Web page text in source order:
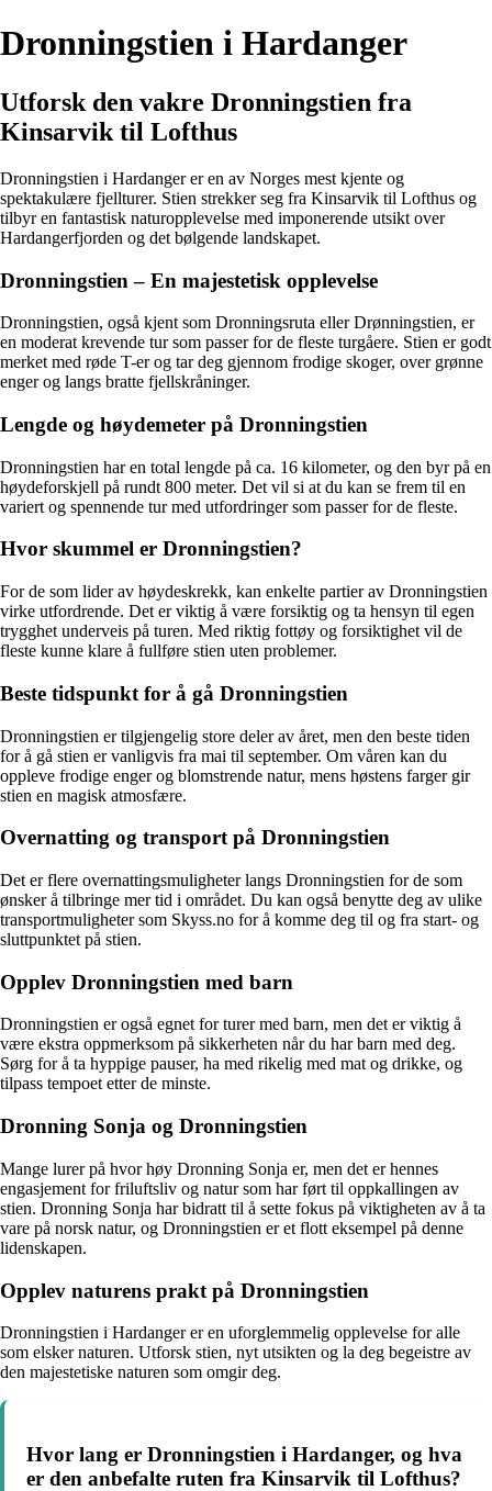
Dronningstien i Hardanger
Utforsk den vakre Dronningstien fra
Kinsarvik til Lofthus
Dronningstien i Hardanger er en av Norges mest kjente og
spektakulære fjellturer. Stien strekker seg fra Kinsarvik til Lofthus og
tilbyr en fantastisk naturopplevelse med imponerende utsikt over
Hardangerfjorden og det bølgende landskapet.
Dronningstien – En majestetisk opplevelse
Dronningstien, også kjent som Dronningsruta eller Drønningstien, er
en moderat krevende tur som passer for de fleste turgåere. Stien er godt
merket med røde T-er og tar deg gjennom frodige skoger, over grønne
enger og langs bratte fjellskråninger.
Lengde og høydemeter på Dronningstien
Dronningstien har en total lengde på ca. 16 kilometer, og den byr på en
høydeforskjell på rundt 800 meter. Det vil si at du kan se frem til en
variert og spennende tur med utfordringer som passer for de fleste.
Hvor skummel er Dronningstien?
For de som lider av høydeskrekk, kan enkelte partier av Dronningstien
virke utfordrende. Det er viktig å være forsiktig og ta hensyn til egen
trygghet underveis på turen. Med riktig fottøy og forsiktighet vil de
fleste kunne klare å fullføre stien uten problemer.
Beste tidspunkt for å gå Dronningstien
Dronningstien er tilgjengelig store deler av året, men den beste tiden
for å gå stien er vanligvis fra mai til september. Om våren kan du
oppleve frodige enger og blomstrende natur, mens høstens farger gir
stien en magisk atmosfære.
Overnatting og transport på Dronningstien
Det er flere overnattingsmuligheter langs Dronningstien for de som
ønsker å tilbringe mer tid i området. Du kan også benytte deg av ulike
transportmuligheter som Skyss.no for å komme deg til og fra start- og
sluttpunktet på stien.
Opplev Dronningstien med barn
Dronningstien er også egnet for turer med barn, men det er viktig å
være ekstra oppmerksom på sikkerheten når du har barn med deg.
Sørg for å ta hyppige pauser, ha med rikelig med mat og drikke, og
tilpass tempoet etter de minste.
Dronning Sonja og Dronningstien
Mange lurer på hvor høy Dronning Sonja er, men det er hennes
engasjement for friluftsliv og natur som har ført til oppkallingen av
stien. Dronning Sonja har bidratt til å sette fokus på viktigheten av å ta
vare på norsk natur, og Dronningstien er et flott eksempel på denne
lidenskapen.
Opplev naturens prakt på Dronningstien
Dronningstien i Hardanger er en uforglemmelig opplevelse for alle
som elsker naturen. Utforsk stien, nyt utsikten og la deg begeistre av
den majestetiske naturen som omgir deg.
Hvor lang er Dronningstien i Hardanger, og hva
er den anbefalte ruten fra Kinsarvik til Lofthus?